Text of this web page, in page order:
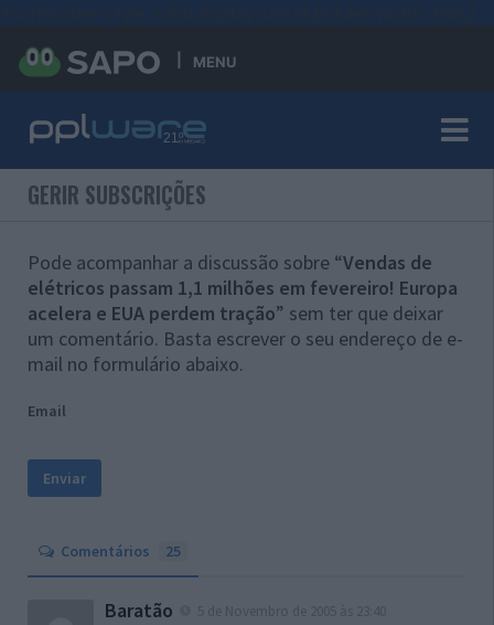
MENU
GERIR SUBSCRIÇÕES
Pode acompanhar a discussão sobre “Vendas de
elétricos passam 1,1 milhões em fevereiro! Europa
acelera e EUA perdem tração” sem ter que deixar
um comentário. Basta escrever o seu endereço de e-
mail no formulário abaixo.
Email
Comentários 25
Baratão